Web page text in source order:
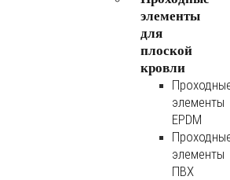
элементы
для
плоской
кровли
элементы
EPDM
элементы
ПВХ